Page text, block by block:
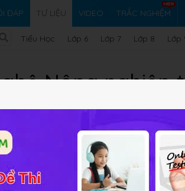
ĐÁP TƯ LIỆU VIDEO TRẮC NGHIỆM
Tiểu Học Lớp 6 Lớp 7 Lớp 8 Lớp
Nông nghiệp
2025
KB 1740 lượt xem 0 tải
Xem online Tải về